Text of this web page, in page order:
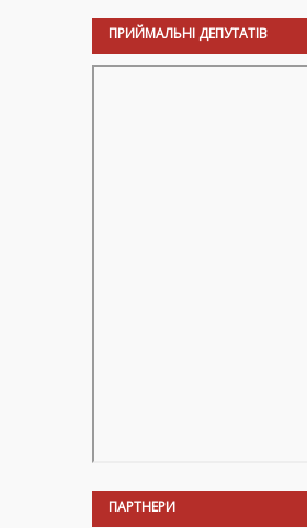
ПРИЙМАЛЬНІ ДЕПУТАТІВ
ПАРТНЕРИ